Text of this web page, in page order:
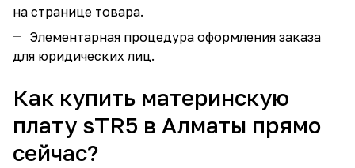
на странице товара.
Элементарная процедура оформления заказа
для юридических лиц.
Как купить материнскую
плату sTR5 в Алматы прямо
сейчас?